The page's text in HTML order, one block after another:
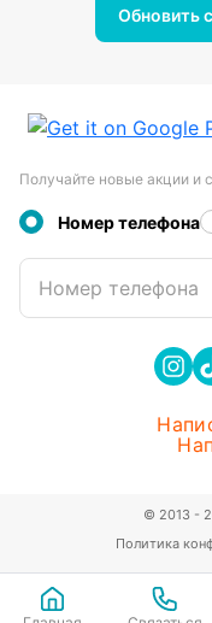
Обновить
Получайте новые акции и
Номер телефона
Номер телефона
Политика
© 2013 -